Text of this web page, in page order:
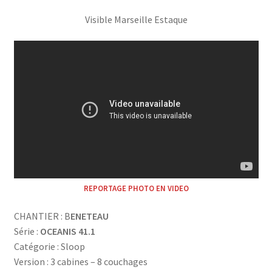
Visible Marseille Estaque
REPORTAGE PHOTO EN VIDEO
CHANTIER : BENETEAU
Série : OCEANIS 41.1
Catégorie : Sloop
Version : 3 cabines – 8 couchages